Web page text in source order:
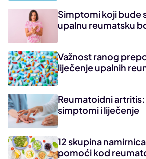
Simptomi koji bude
upalnu reumatsku
Važnost ranog
liječenje upalnih
Reumatoidni
simptomi i liječenje
12 skupina
pomoći kod